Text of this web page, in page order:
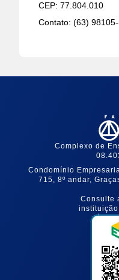
CEP: 77.804.010
Contato: (63)
Complexo de
Condomínio
715, 8º andar,
Consulte
instituição